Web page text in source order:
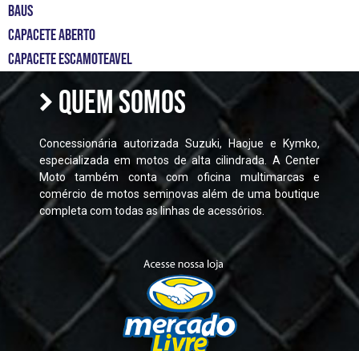
Baus
capacete aberto
capacete escamoteavel
QUEM SOMOS
Concessionária autorizada Suzuki, Haojue e Kymko,
especializada em motos de alta cilindrada. A Center
Moto também conta com oficina multimarcas e
comércio de motos seminovas além de uma boutique
completa com todas as linhas de acessórios.